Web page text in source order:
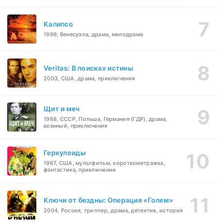
Калипсо
1999, Венесуэла, драма, мелодрама
Veritas: В поисках истины
2003, США, драма, приключения
Щит и меч
1968, СССР, Польша, Германия (ГДР), драма,
военный, приключения
Геркулоиды
1967, США, мультфильм, короткометражка,
фантастика, приключения
Ключи от бездны: Операция «Голем»
2004, Россия, триллер, драма, детектив, история